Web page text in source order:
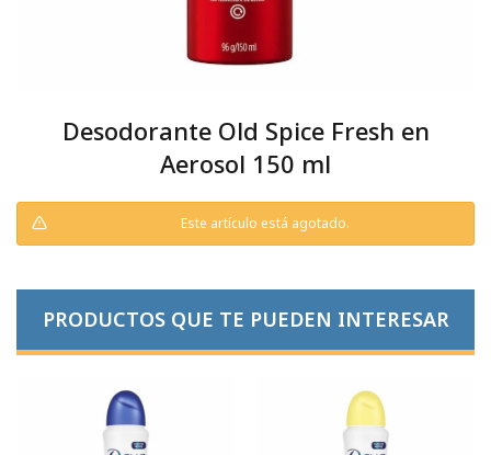
Desodorante Old Spice Fresh en
Aerosol 150 ml
Este artículo está agotado.
PRODUCTOS QUE TE PUEDEN INTERESAR